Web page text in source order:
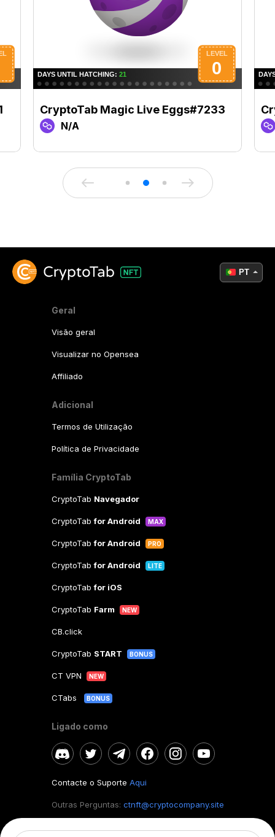
CryptoTab Magic Live Eggs#7233
N/A
Geral
Visão geral
Visualizar no Opensea
Affiliado
Adicional
Termos de Utilização
Política de Privacidade
Família CryptoTab
CryptoTab Navegador
CryptoTabfor Android MAX
CryptoTabfor Android PRO
CryptoTabfor Android LITE
CryptoTabfor iOS
CryptoTab Farm NEW
CB.click
CryptoTab START BONUS
CT VPN NEW
CTabs BONUS
Ligado como
Contacte o Suporte Aqui
Outras Perguntas: ctnft@cryptocompany.site
PT